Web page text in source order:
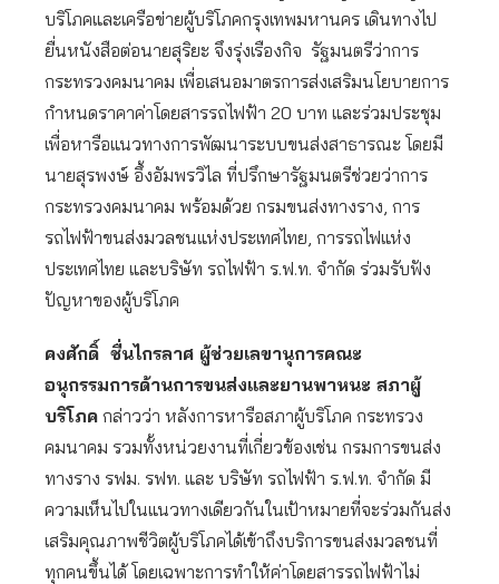
บริโภคและเครือข่ายผู้บริโภคกรุงเทพมหานคร เดินทางไป
ยื่นหนังสือต่อนายสุริยะ จึงรุ่งเรืองกิจ รัฐมนตรีว่าการ
กระทรวงคมนาคม เพื่อเสนอมาตรการส่งเสริมนโยบายการ
กำหนดราคาค่าโดยสารรถไฟฟ้า 20 บาท และร่วมประชุม
เพื่อหารือแนวทางการพัฒนาระบบขนส่งสาธารณะ โดยมี
นายสุรพงษ์ อึ้งอัมพรวิไล ที่ปรึกษารัฐมนตรีช่วยว่าการ
กระทรวงคมนาคม พร้อมด้วย กรมขนส่งทางราง, การ
รถไฟฟ้าขนส่งมวลชนแห่งประเทศไทย, การรถไฟแห่ง
ประเทศไทย และบริษัท รถไฟฟ้า ร.ฟ.ท. จำกัด ร่วมรับฟัง
ปัญหาของผู้บริโภค
คงศักดิ์ ชื่นไกรลาศ ผู้ช่วยเลขานุการคณะ
อนุกรรมการด้านการขนส่งและยานพาหนะ สภาผู้
บริโภค กล่าวว่า หลังการหารือสภาผู้บริโภค กระทรวง
คมนาคม รวมทั้งหน่วยงานที่เกี่ยวข้องเช่น กรมการขนส่ง
ทางราง รฟม. รฟท. และ บริษัท รถไฟฟ้า ร.ฟ.ท. จำกัด มี
ความเห็นไปในแนวทางเดียวกันในเป้าหมายที่จะร่วมกันส่ง
เสริมคุณภาพชีวิตผู้บริโภคได้เข้าถึงบริการขนส่งมวลชนที่
ทุกคนขึ้นได้ โดยเฉพาะการทำให้ค่าโดยสารรถไฟฟ้าไม่